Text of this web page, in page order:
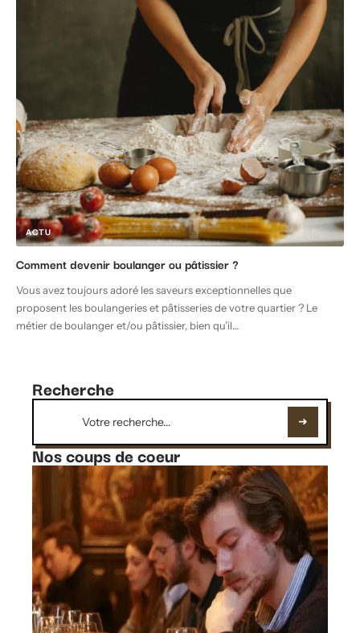
ACTU
Comment devenir boulanger ou pâtissier ?
Vous avez toujours adoré les saveurs exceptionnelles que
proposent les boulangeries et pâtisseries de votre quartier ? Le
métier de boulanger et/ou pâtissier, bien qu’il…
Recherche
Nos coups de coeur